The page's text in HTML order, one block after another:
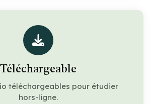
Téléchargeable
téléchargeables pour étudier
hors-ligne.